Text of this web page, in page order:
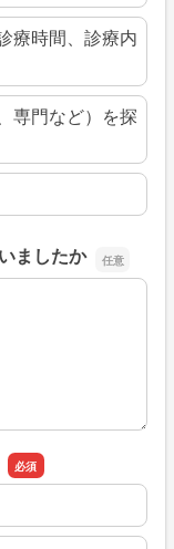
療時間、診療内
専門など）を探
ましたか
したか